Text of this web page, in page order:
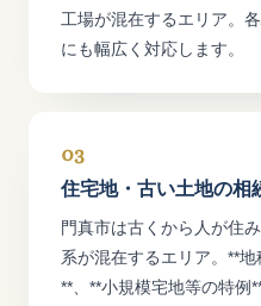
工場が混在するエリア。
にも幅広く対応します。
03
住宅地・古い土地の相
門真市は古くから人が住
系が混在するエリア。**
**、**小規模宅地等の特例